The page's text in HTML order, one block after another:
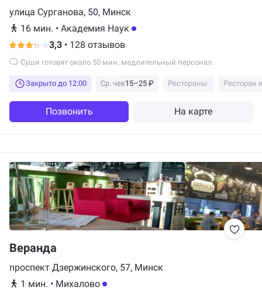
улица Сурганова, 50, Минск
16 мин. • Академия Наук
3,3 • 128 отзывов
Суши готовят около 50 мин, медлительный персонал.
Закрыто до 12:00 Ср. чек15–25 ₽ Рестораны Ресторан
Позвонить На карте
Веранда
проспект Дзержинского, 57, Минск
1 мин. • Михалово